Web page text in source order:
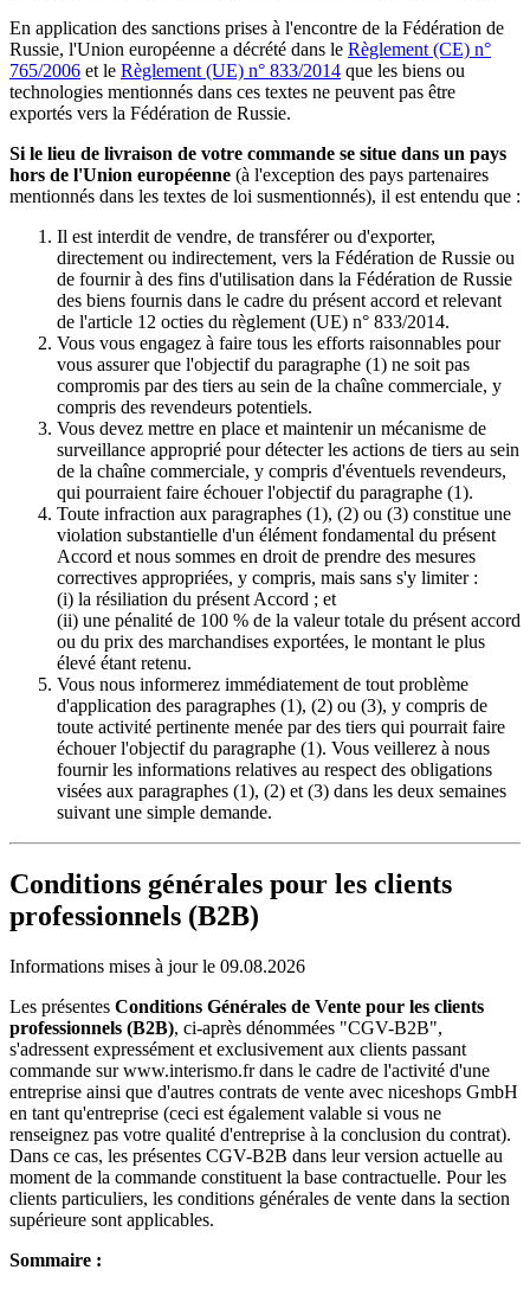
En application des sanctions prises à l'encontre de la Fédération de
Russie, l'Union européenne a décrété dans le Règlement (CE) n°
765/2006 et le Règlement (UE) n° 833/2014 que les biens ou
technologies mentionnés dans ces textes ne peuvent pas être
exportés vers la Fédération de Russie.
Si le lieu de livraison de votre commande se situe dans un pays
hors de l'Union européenne (à l'exception des pays partenaires
mentionnés dans les textes de loi susmentionnés), il est entendu que :
Il est interdit de vendre, de transférer ou d'exporter,
directement ou indirectement, vers la Fédération de Russie ou
de fournir à des fins d'utilisation dans la Fédération de Russie
des biens fournis dans le cadre du présent accord et relevant
de l'article 12 octies du règlement (UE) n° 833/2014.
Vous vous engagez à faire tous les efforts raisonnables pour
vous assurer que l'objectif du paragraphe (1) ne soit pas
compromis par des tiers au sein de la chaîne commerciale, y
compris des revendeurs potentiels.
Vous devez mettre en place et maintenir un mécanisme de
surveillance approprié pour détecter les actions de tiers au sein
de la chaîne commerciale, y compris d'éventuels revendeurs,
qui pourraient faire échouer l'objectif du paragraphe (1).
Toute infraction aux paragraphes (1), (2) ou (3) constitue une
violation substantielle d'un élément fondamental du présent
Accord et nous sommes en droit de prendre des mesures
correctives appropriées, y compris, mais sans s'y limiter :
(i) la résiliation du présent Accord ; et
(ii) une pénalité de 100 % de la valeur totale du présent accord
ou du prix des marchandises exportées, le montant le plus
élevé étant retenu.
Vous nous informerez immédiatement de tout problème
d'application des paragraphes (1), (2) ou (3), y compris de
toute activité pertinente menée par des tiers qui pourrait faire
échouer l'objectif du paragraphe (1). Vous veillerez à nous
fournir les informations relatives au respect des obligations
visées aux paragraphes (1), (2) et (3) dans les deux semaines
suivant une simple demande.
Conditions générales pour les clients
professionnels (B2B)
Informations mises à jour le 09.08.2026
Les présentes Conditions Générales de Vente pour les clients
professionnels (B2B), ci-après dénommées "CGV-B2B",
s'adressent expressément et exclusivement aux clients passant
commande sur www.interismo.fr dans le cadre de l'activité d'une
entreprise ainsi que d'autres contrats de vente avec niceshops GmbH
en tant qu'entreprise (ceci est également valable si vous ne
renseignez pas votre qualité d'entreprise à la conclusion du contrat).
Dans ce cas, les présentes CGV-B2B dans leur version actuelle au
moment de la commande constituent la base contractuelle. Pour les
clients particuliers, les conditions générales de vente dans la section
supérieure sont applicables.
Sommaire :